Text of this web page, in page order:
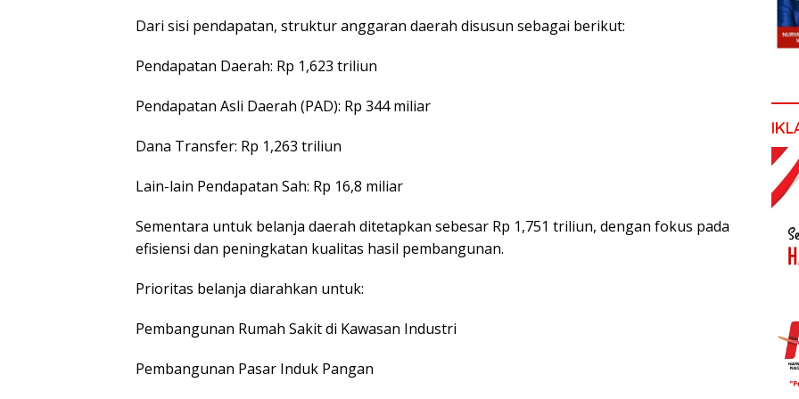
Dari sisi pendapatan, struktur anggaran daerah disusun sebagai berikut:
Pendapatan Daerah: Rp 1,623 triliun
Pendapatan Asli Daerah (PAD): Rp 344 miliar
Dana Transfer: Rp 1,263 triliun
Lain-lain Pendapatan Sah: Rp 16,8 miliar
Sementara untuk belanja daerah ditetapkan sebesar Rp 1,751 triliun, dengan fokus pada
efisiensi dan peningkatan kualitas hasil pembangunan.
Prioritas belanja diarahkan untuk:
Pembangunan Rumah Sakit di Kawasan Industri
Pembangunan Pasar Induk Pangan